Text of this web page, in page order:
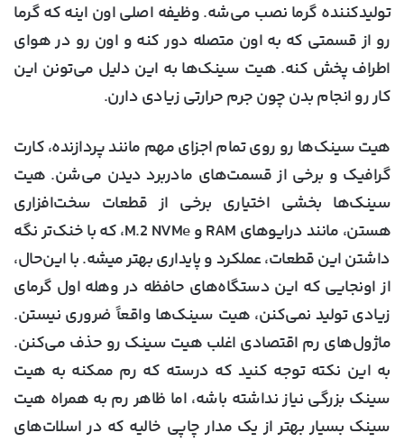
تولیدکننده گرما نصب می‌شه. وظیفه اصلی اون اینه که گرما
رو از قسمتی که به اون متصله دور کنه و اون رو در هوای
اطراف پخش کنه. هیت سینک‌ها به این دلیل می‌تونن این
کار رو انجام بدن چون جرم حرارتی زیادی دارن.
هیت سینک‌ها رو روی تمام اجزای مهم مانند پردازنده، کارت
گرافیک و برخی از قسمت‌های مادربرد دیدن می‌شن. هیت
سینک‌ها بخشی اختیاری برخی از قطعات سخت‌افزاری
هستن، مانند درایوهای RAM و M.2 NVMe، که با خنک‌تر نگه
داشتن این قطعات، عملکرد و پایداری بهتر میشه. با این‌حال،
از اونجایی که این دستگاه‌های حافظه در وهله اول گرمای
زیادی تولید نمی‌کنن، هیت سینک‌ها واقعاً ضروری نیستن.
ماژول‌های رم اقتصادی اغلب هیت سینک رو حذف می‌کنن.
به این نکته توجه کنید که درسته که رم ممکنه به هیت
سینک بزرگی نیاز نداشته باشه، اما ظاهر رم به همراه هیت
سینک بسیار بهتر از یک مدار چاپی خالیه که در اسلات‌های